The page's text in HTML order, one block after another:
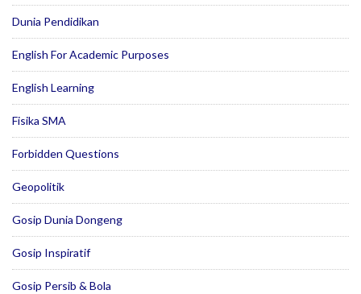
Dunia Pendidikan
English For Academic Purposes
English Learning
Fisika SMA
Forbidden Questions
Geopolitik
Gosip Dunia Dongeng
Gosip Inspiratif
Gosip Persib & Bola